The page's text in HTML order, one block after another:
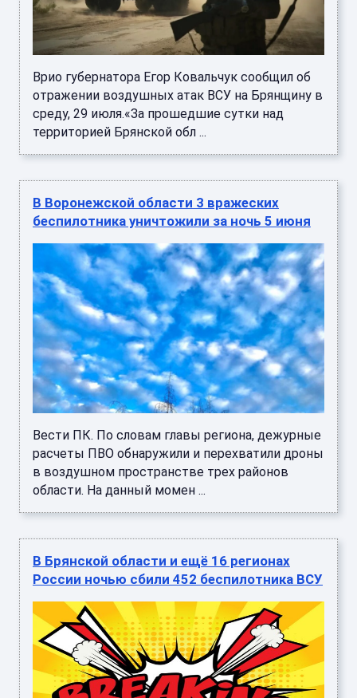
Врио губернатора Егор Ковальчук сообщил об
отражении воздушных атак ВСУ на Брянщину в
среду, 29 июля.«За прошедшие сутки над
территорией Брянской обл ...
В Воронежской области 3 вражеских
беспилотника уничтожили за ночь 5 июня
Вести ПК. По словам главы региона, дежурные
расчеты ПВО обнаружили и перехватили дроны
в воздушном пространстве трех районов
области. На данный момен ...
В Брянской области и ещё 16 регионах
России ночью сбили 452 беспилотника ВСУ